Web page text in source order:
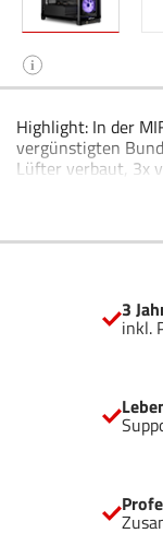
i
Highlight: In der
vergünstigten
Lüfter verbaut, 3x vorne und
RGB iCUE LINK
Gebogene
InfiniRail™
Zusammenbau Unterstützung für zwei 360 mm Kühler 3×
iCUE-LINK- 3
inkl.